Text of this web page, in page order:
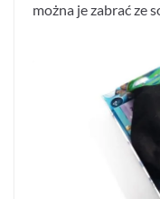
można je zabrać ze